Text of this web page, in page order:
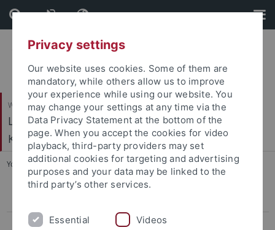
Skip
to
content
Skip
to
footer
Wirtschafts- und Sozialwissenschaftliche Fakultät
Ludwig-Uhland-Institut für Empirische
Kulturwissenschaft
You are here: Startseite ... Projektmitarbeiter*innen
Wiss. Mitarbeiter*innen
Privacy settings
Our website uses cookies. Some of them are
mandatory, while others allow us to improve
your experience while using our website. You
may change your settings at any time via the
Data Privacy Statement at the bottom of the
page. When you accept the cookies for video
playback, third-party providers may set
additional cookies for targeting and advertising
purposes and your data may be linked to the
third party’s other services.
Essential Videos